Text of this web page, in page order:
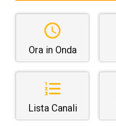
Ora in Onda
Lista Canali